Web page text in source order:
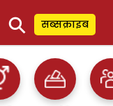
⚲ सब्सक्राइब